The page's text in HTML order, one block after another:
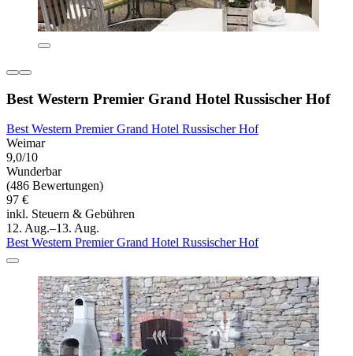
Best Western Premier Grand Hotel Russischer Hof
Best Western Premier Grand Hotel Russischer Hof
Weimar
9,0/10
Wunderbar
(486 Bewertungen)
97 €
inkl. Steuern & Gebühren
12. Aug.–13. Aug.
Best Western Premier Grand Hotel Russischer Hof